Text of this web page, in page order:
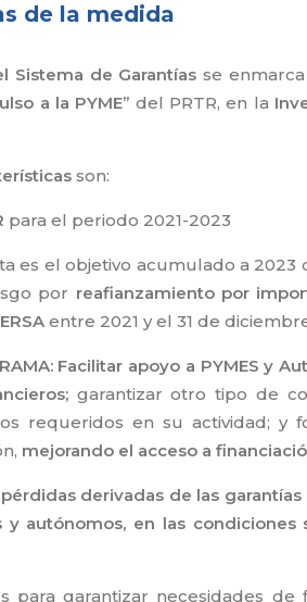
de la medida
Sistema de Garantías se
a la PYME” del PRTR, en la
son:
para el periodo 2021-2023
es el objetivo acumulado a 2023
por reafianzamiento por
entre 2021 y el 31 de
Facilitar apoyo a PYMES y
garantizar otro tipo de
requeridos en su actividad; y
mejorando el acceso a
pérdidas derivadas de las
y autónomos, en las condiciones
para garantizar necesidades de